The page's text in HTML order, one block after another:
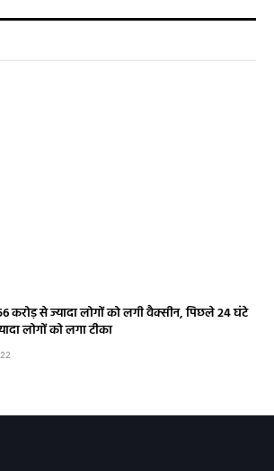
से ज्यादा लोगों को लगी वैक्सीन, पिछले 24 घंटे
लोगों को लगा टीका